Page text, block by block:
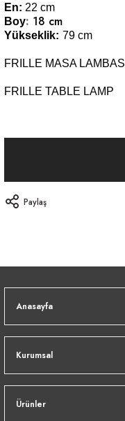
En: 22 cm
Boy: 18 cm
Yükseklik: 79 cm
FRILLE MASA LAMBASI
FRILLE TABLE LAMP
Paylaş
Anasayfa
Kurumsal
Ürünler